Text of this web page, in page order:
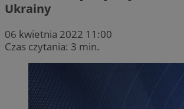
Ukrainy
06 kwietnia 2022 11:00
Czas czytania: 3 min.